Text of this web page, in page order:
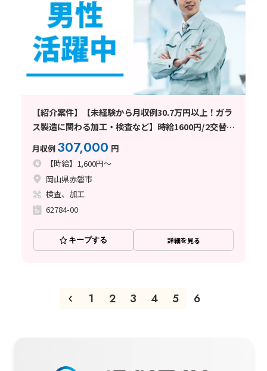
【紹介案件】【未経験から月収例30.7万円以上！ガラ
ス製造に関わる加工・検査など】時給1600円/2交替/
岡山県赤磐市釣井/土日祝休み/残業少なめ/即入寮OK/
年間最大72円の定着祝金で実質寮費
月収例 307,000 円
【時給】1,600円～
岡山県赤磐市
検査、加工
62784-00
キープする 詳細を見る
1 2 3 4 5 6